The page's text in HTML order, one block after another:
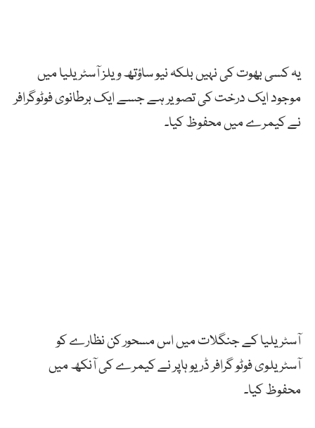
یہکسیبھوتکینہیں بلکہنیوساؤتھویلزآسٹریلیامیں
موجودایکدرختکیتصویرہےجسےایکبرطانویفوٹوگرافر
نےکیمرےمیںمحفوظکیا۔
آسٹریلیاکےجنگلاتمیںاسمسحورکننظارےکو
آسٹریلویفوٹوگرافرڈریوہاپرنےکیمرےکیآنکھمیں
محفوظکیا۔